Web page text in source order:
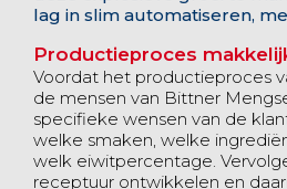
lag in slim automatiseren,
Productieproces
Voordat het productieproces
de mensen van Bittner
specifieke wensen van de
welke smaken, welke
welk eiwitpercentage.
receptuur ontwikkelen en